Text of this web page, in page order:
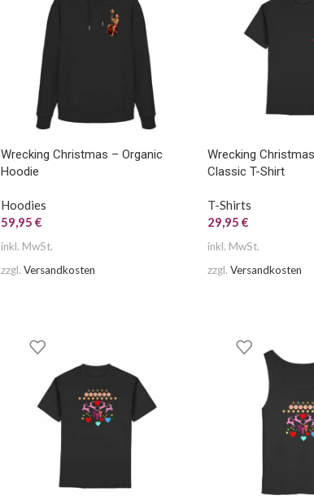
Wrecking Christmas – Organic
Hoodie
Hoodies
59,95 €
inkl. MwSt.
zzgl. Versandkosten
Wrecking
Classic T-Shirt
T-Shirts
29,95€
inkl. MwSt.
zzgl.Versandkosten